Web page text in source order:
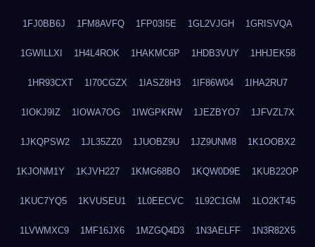
1FJ0BB6J 1FM8AVFQ 1FP03I5E 1GL2VJGH 1GRISVQA
1GWILLXI 1H4L4ROK 1HAKMC6P 1HDB3VUY 1HHJEK58
1HR93CXT 1I70CGZX 1IASZ8H3 1IF86W04 1IHA2RU7
1IOKJ9IZ 1IOWA7OG 1IWGPKRW 1JEZBYO7 1JFVZL7X
1JKQPSW2 1JL35ZZ0 1JUOBZ9U 1JZ9UNM8 1K1OOBX2
1KJONM1Y 1KJVH227 1KMG68BO 1KQW0D9E 1KUB22OP
1KUC7YQ5 1KVUSEU1 1L0EECVC 1L92C1GM 1LO2KT45
1LVWMXC9 1MF16JX6 1MZGQ4D3 1N3AELFF 1N3R82X5